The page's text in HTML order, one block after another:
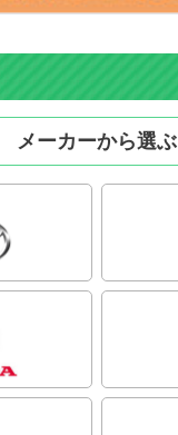
メーカーから選ぶ